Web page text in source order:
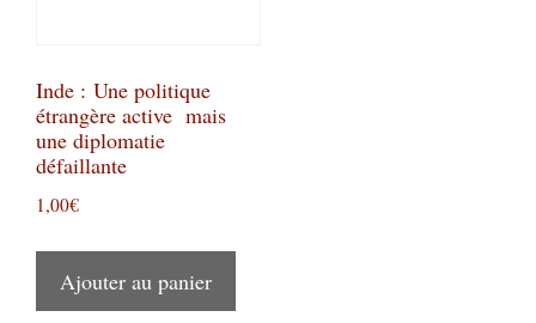
Inde : Une politique
étrangère active mais
une diplomatie
défaillante
1,00€
Ajouter au panier